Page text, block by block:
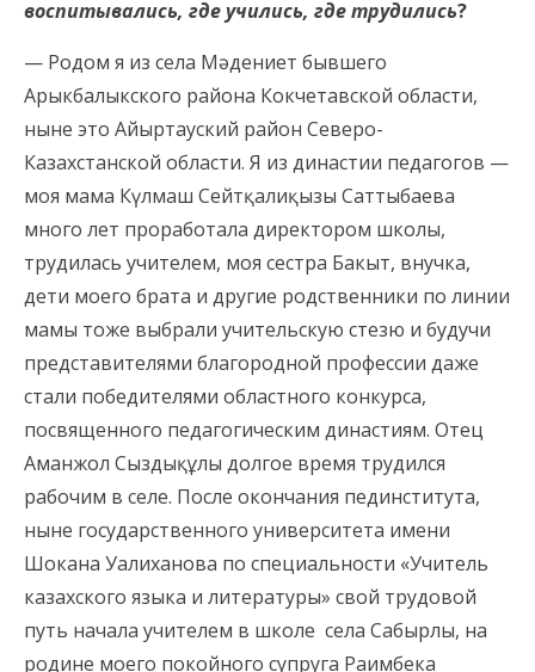
воспитывались, где учились, где трудились?
— Родом я из села Мәдениет бывшего
Арыкбалыкского района Кокчетавской области,
ныне это Айыртауский район Северо-
Казахстанской области. Я из династии педагогов —
моя мама Күлмаш Сейтқалиқызы Саттыбаева
много лет проработала директором школы,
трудилась учителем, моя сестра Бакыт, внучка,
дети моего брата и другие родственники по линии
мамы тоже выбрали учительскую стезю и будучи
представителями благородной профессии даже
стали победителями областного конкурса,
посвященного педагогическим династиям. Отец
Аманжол Сыздықұлы долгое время трудился
рабочим в селе. После окончания пединститута,
ныне государственного университета имени
Шокана Уалиханова по специальности «Учитель
казахского языка и литературы» свой трудовой
путь начала учителем в школе села Сабырлы, на
родине моего покойного супруга Раимбека